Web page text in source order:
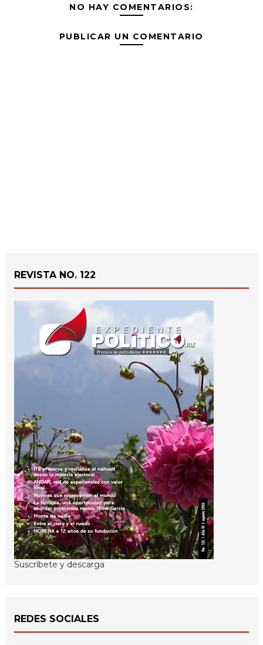
NO HAY COMENTARIOS:
PUBLICAR UN COMENTARIO
REVISTA NO. 122
Suscríbete y descarga
REDES SOCIALES